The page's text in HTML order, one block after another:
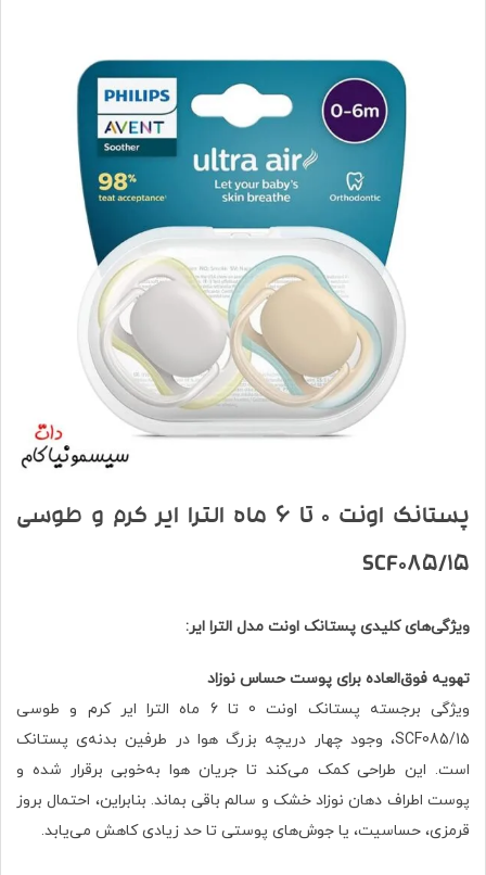
پستانک اونت 0 تا 6 ماه الترا ایر کرم و طوسی
SCF085/15
ویژگی‌های کلیدی پستانک اونت مدل الترا ایر:
تهویه فوق‌العاده برای پوست حساس نوزاد
ویژگی برجسته پستانک اونت 0 تا 6 ماه الترا ایر کرم و طوسی
SCF085/15، وجود چهار دریچه بزرگ هوا در طرفین بدنه‌ی پستانک
است. این طراحی کمک می‌کند تا جریان هوا به‌خوبی برقرار شده و
پوست اطراف دهان نوزاد خشک و سالم باقی بماند. بنابراین، احتمال بروز
قرمزی، حساسیت، یا جوش‌های پوستی تا حد زیادی کاهش می‌یابد.